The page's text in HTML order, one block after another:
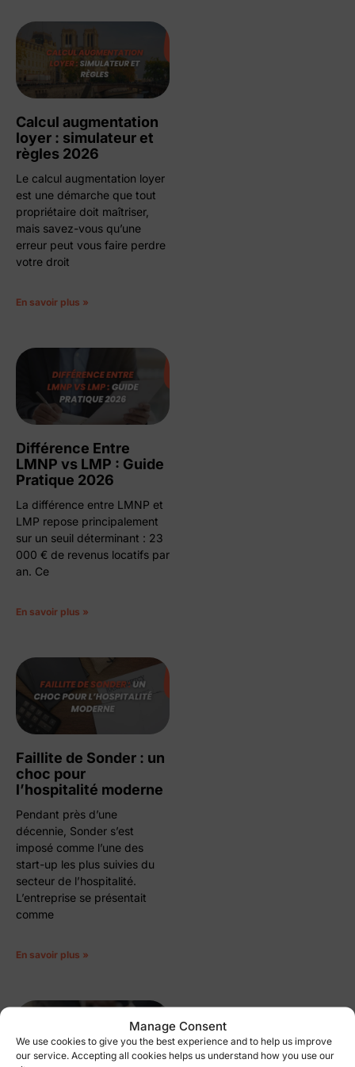
Manage Consent
We use cookies to give you the best experience and to help us improve
our service. Accepting all cookies helps us understand how you use our
Calcul augmentation
loyer : simulateur et
règles 2026
Le calcul augmentation loyer
est une démarche que tout
propriétaire doit maîtriser,
mais savez-vous qu’une
erreur peut vous faire perdre
votre droit
En savoir plus »
Différence Entre
LMNP vs LMP : Guide
Pratique 2026
La différence entre LMNP et
LMP repose principalement
sur un seuil déterminant : 23
000 € de revenus locatifs par
an. Ce
En savoir plus »
Faillite de Sonder : un
choc pour
l’hospitalité moderne
Pendant près d’une
décennie, Sonder s’est
imposé comme l’une des
start-up les plus suivies du
secteur de l’hospitalité.
L’entreprise se présentait
comme
En savoir plus »